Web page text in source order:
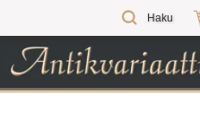
Haku